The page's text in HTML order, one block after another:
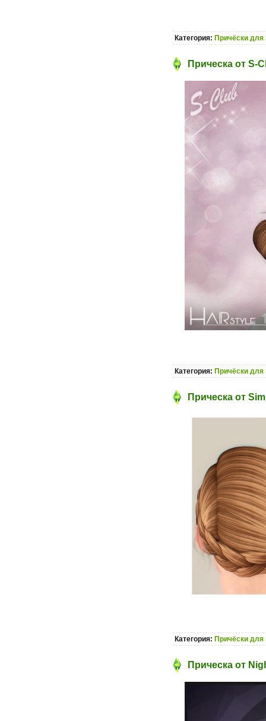
Категория: Причёски для
Прическа от S-
Категория: Причёски для
Прическа от
Категория: Причёски для
Прическа от